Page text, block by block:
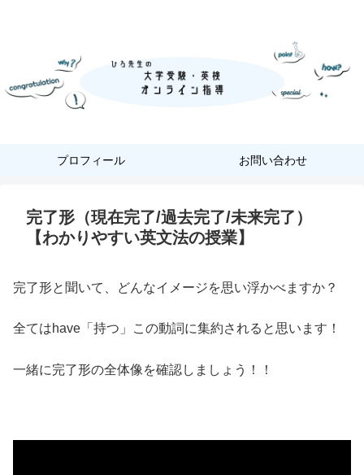
プロフィール お問い合わせ
完了形（現在完了/過去完了/未来完了）
【わかりやすい英文法の授業】
完了形と聞いて、どんなイメージを思い浮かべますか？
全てはhave「持つ」この動詞に集約されると思います！
一緒に完了形の全体像を確認しましょう！！